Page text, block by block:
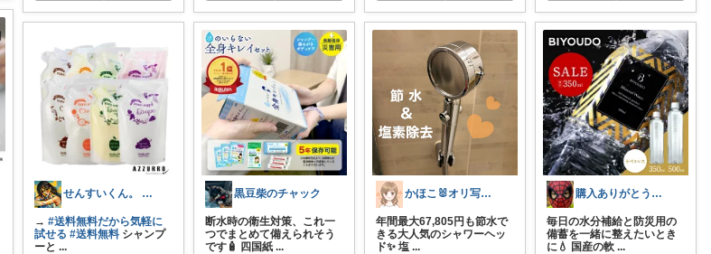
せんすいくん。 ＼情報の海へダイブ／
→#送料無料だから気軽に
試せる #送料無料 シャンプ
ーと ...
黒豆柴のチャック
断水時の衛生対策、これ一
つでまとめて備えられそう
です🧴 四国紙 ...
かほこ🐰オリ写350枚以上
年間最大67,805円も節水で
きる大人気のシャワーヘッ
ド✨ 塩 ...
購入ありがとうございます！フィロソフィー
毎日の水分補給と防災用の
備蓄を一緒に整えたいとき
に💧 国産の軟 ...